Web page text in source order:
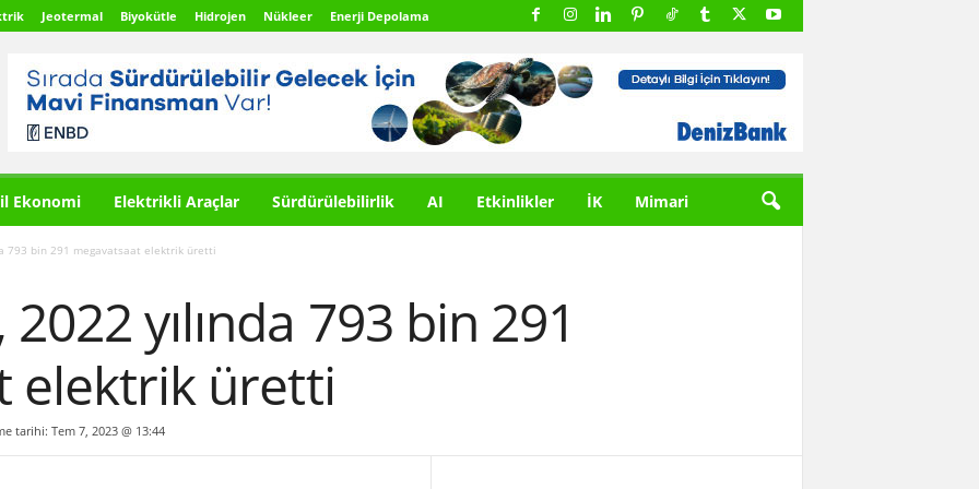
Jeotermal Biyokütle Hidrojen Nükleer Enerji Depolama
Ekonomi Elektrikli Araçlar Sürdürülebilirlik AI Etkinlikler İK Mimari
793 bin 291 megavatsaat elektrik üretti
yılında 793 bin 291
elektrik üretti
tarihi: Tem 7, 2023 @ 13:44